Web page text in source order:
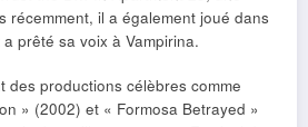
récemment, il a également joué dans
prêté sa voix à Vampirina.
des productions célèbres comme
» (2002) et « Formosa Betrayed »